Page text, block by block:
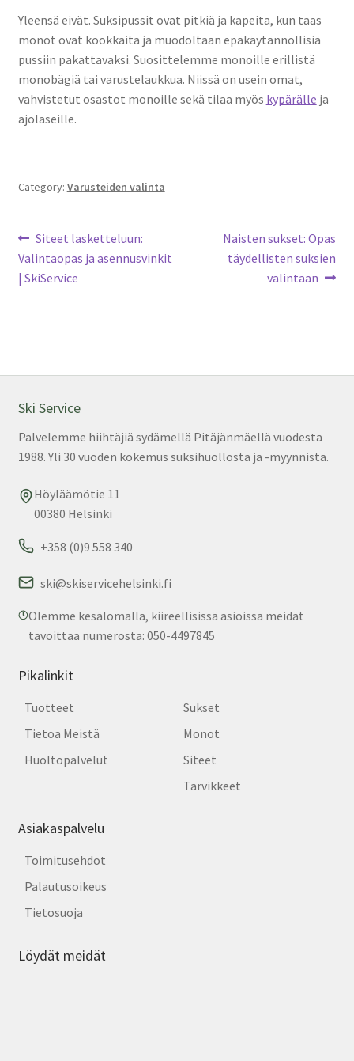
Yleensä eivät. Suksipussit ovat pitkiä ja kapeita, kun taas
monot ovat kookkaita ja muodoltaan epäkäytännöllisiä
pussiin pakattavaksi. Suosittelemme monoille erillistä
monobägiä tai varustelaukkua. Niissä on usein omat,
vahvistetut osastot monoille sekä tilaa myös kypärälle ja
ajolaseille.
Category: Varusteiden valinta
Artikkelien
selaus
Previous
post:
Siteet lasketteluun:
Valintaopas ja asennusvinkit
| SkiService
Next
post:
Naisten sukset: Opas
täydellisten suksien
valintaan
Ski Service
Palvelemme hiihtäjiä sydämellä Pitäjänmäellä vuodesta
1988. Yli 30 vuoden kokemus suksihuollosta ja -myynnistä.
Höyläämötie 11
00380 Helsinki
+358 (0)9 558 340
ski@skiservicehelsinki.fi
Olemme kesälomalla, kiireellisissä asioissa meidät
tavoittaa numerosta: 050-4497845
Pikalinkit
Tuotteet
Tietoa Meistä
Huoltopalvelut
Sukset
Monot
Siteet
Tarvikkeet
Asiakaspalvelu
Toimitusehdot
Palautusoikeus
Tietosuoja
Löydät meidät